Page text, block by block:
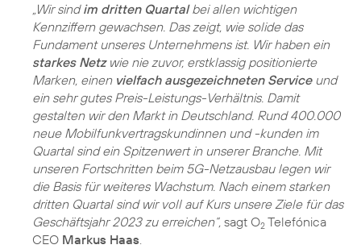
„Wir sindim dritten Quartalbei allen wichtigen
Kennziffern gewachsen. Das zeigt, wie solide das
Fundament unseres Unternehmens ist. Wir haben ein
starkes Netzwie nie zuvor, erstklassig positionierte
Marken, einen vielfach ausgezeichneten Serviceund
ein sehr gutes Preis-Leistungs-Verhältnis. Damit
gestalten wir den Markt in Deutschland. Rund 400.000
neue Mobilfunkvertragskundinnen und -kunden im
Quartal sind ein Spitzenwert in unserer Branche. Mit
unseren Fortschritten beim 5G-Netzausbau legen wir
die Basis für weiteres Wachstum. Nach einem starken
dritten Quartal sind wir voll auf Kurs unsere Ziele für das
Geschäftsjahr 2023 zu erreichen“, sagt O2 Telefónica
CEO Markus Haas.